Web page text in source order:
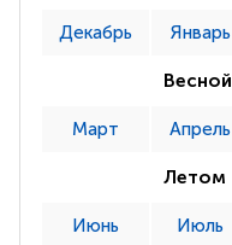
Декабрь Январь
Весной
Март Апрель
Летом
Июнь Июль